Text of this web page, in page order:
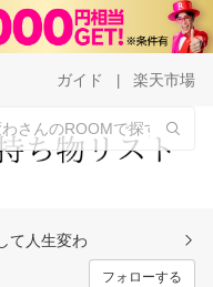
ガイド 楽天市場
て人生変わ
フォローする